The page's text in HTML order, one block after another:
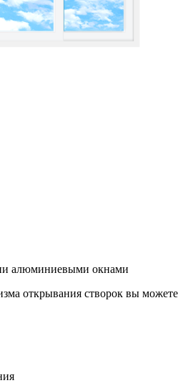
алюминиевыми окнами
открывания створок вы можете